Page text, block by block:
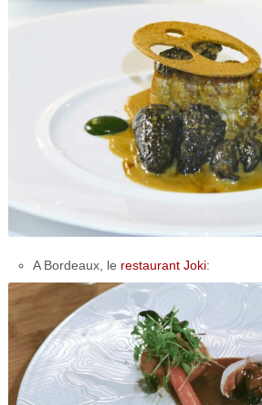
A Bordeaux, le restaurant Joki: